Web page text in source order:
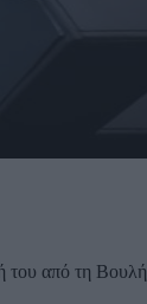
του από τη Βουλή